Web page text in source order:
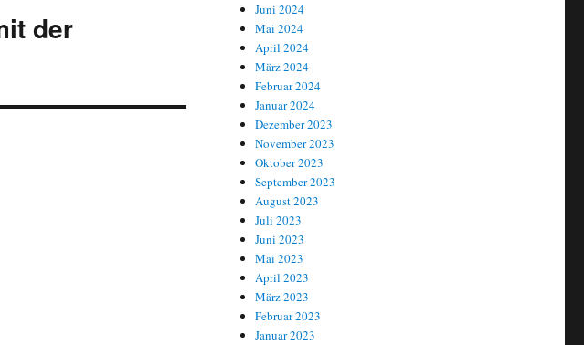
der
Juni 2024
Mai 2024
April 2024
März 2024
Februar 2024
Januar 2024
Dezember 2023
November 2023
Oktober 2023
September 2023
August 2023
Juli 2023
Juni 2023
Mai 2023
April 2023
März 2023
Februar 2023
Januar 2023